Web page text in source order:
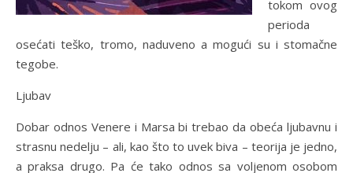
tokom ovog
perioda
osećati teško, tromo, naduveno a mogući su i stomačne
tegobe.
Ljubav
Dobar odnos Venere i Marsa bi trebao da obeća ljubavnu i
strasnu nedelju – ali, kao što to uvek biva – teorija je jedno,
a praksa drugo. Pa će tako odnos sa voljenom osobom